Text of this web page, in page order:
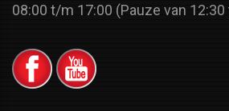
08:00 t/m 17:00 (Pauze van